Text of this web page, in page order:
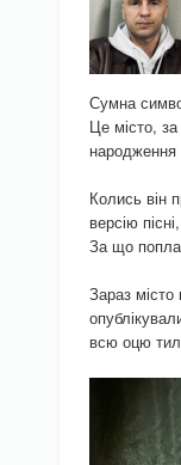
Сумна
Це місто,
Колись він
версію
За що
Зараз
всю оцю